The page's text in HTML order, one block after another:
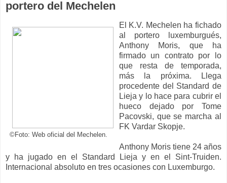
portero del Mechelen
©Foto: Web oficial del Mechelen.
El K.V. Mechelen ha fichado
al portero luxemburgués,
Anthony Moris, que ha
firmado un contrato por lo
que resta de temporada,
más la próxima. Llega
procedente del Standard de
Lieja y lo hace para cubrir el
hueco dejado por Tome
Pacovski, que se marcha al
FK Vardar Skopje.
Anthony Moris tiene 24 años
y ha jugado en el Standard Lieja y en el Sint-Truiden.
Internacional absoluto en tres ocasiones con Luxemburgo.